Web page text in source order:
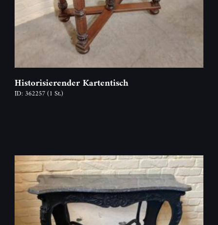
Historisierender Kartentisch
ID: 362257(1 St.)